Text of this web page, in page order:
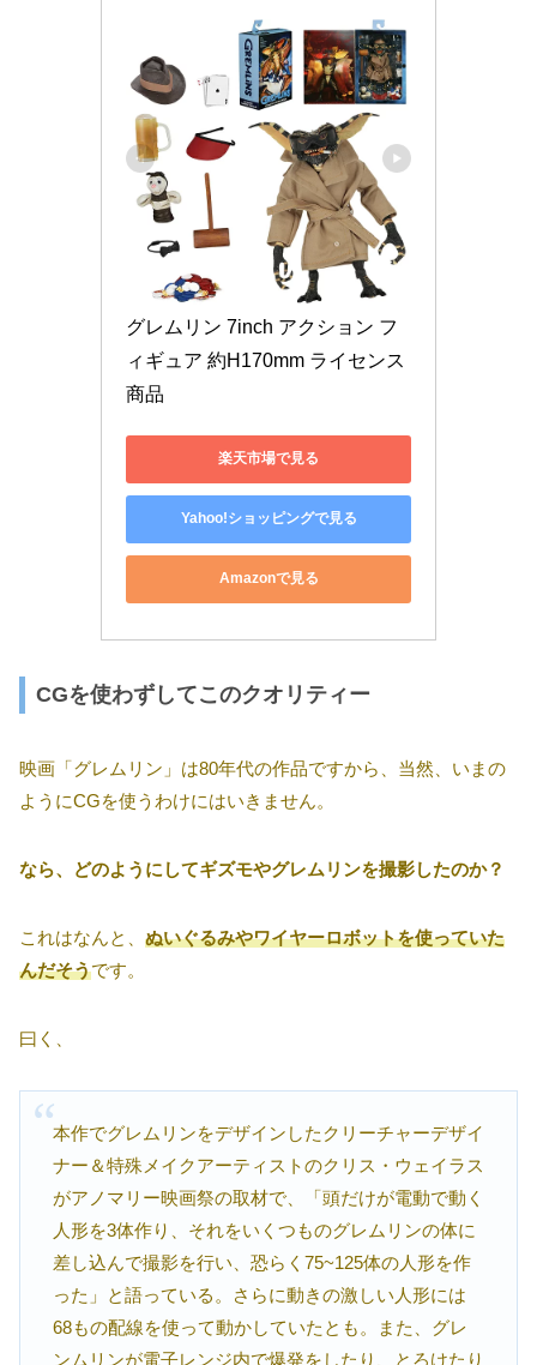
グレムリン 7inch アクション フ
ィギュア 約H170mm ライセンス
商品
楽天市場で見る
Yahoo!ショッピングで見る
Amazonで見る
CGを使わずしてこのクオリティー
映画「グレムリン」は80年代の作品ですから、当然、いまの
ようにCGを使うわけにはいきません。
なら、どのようにしてギズモやグレムリンを撮影したのか？
これはなんと、 ぬいぐるみやワイヤーロボットを使っていた
んだそうです。
曰く、
本作でグレムリンをデザインしたクリーチャーデザイ
ナー＆特殊メイクアーティストのクリス・ウェイラス
がアノマリー映画祭の取材で、「頭だけが電動で動く
人形を3体作り、それをいくつものグレムリンの体に
差し込んで撮影を行い、恐らく75~125体の人形を作
った」と語っている。さらに動きの激しい人形には
68もの配線を使って動かしていたとも。また、グレ
ンムリンが電子レンジ内で爆発をしたり、とろけたり